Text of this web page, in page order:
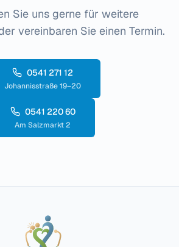
Sie uns gerne für weitere
vereinbaren Sie einen Termin.
0541 271 12
Johannisstraße 19–20
0541 220 60
Am Salzmarkt 2